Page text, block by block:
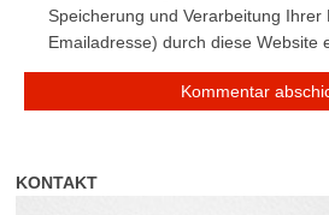
Speicherung und Verarbeitung Ihrer
Emailadresse) durch diese Website
KONTAKT